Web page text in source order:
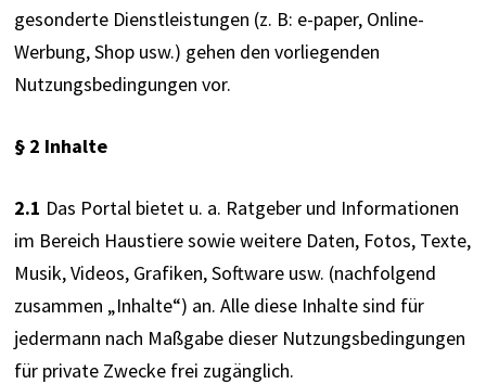
gesonderte Dienstleistungen (z. B: e-paper, Online-
Werbung, Shop usw.) gehen den vorliegenden
Nutzungsbedingungen vor.
§ 2 Inhalte
2.1 Das Portal bietet u. a. Ratgeber und Informationen
im Bereich Haustiere sowie weitere Daten, Fotos, Texte,
Musik, Videos, Grafiken, Software usw. (nachfolgend
zusammen „Inhalte“) an. Alle diese Inhalte sind für
jedermann nach Maßgabe dieser Nutzungsbedingungen
für private Zwecke frei zugänglich.